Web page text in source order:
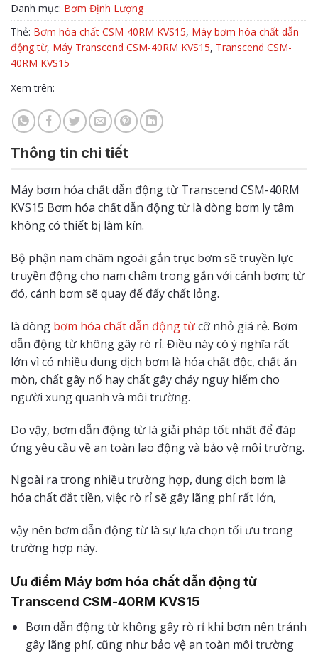
Danh mục: Bơm Định Lượng
Thẻ: Bơm hóa chất CSM-40RM KVS15, Máy bơm hóa chất dẫn
động từ, Máy Transcend CSM-40RM KVS15, Transcend CSM-
40RM KVS15
Xem trên:
Thông tin chi tiết
Máy bơm hóa chất dẫn động từ Transcend CSM-40RM
KVS15 Bơm hóa chất dẫn động từ là dòng bơm ly tâm
không có thiết bị làm kín.
Bộ phận nam châm ngoài gắn trục bơm sẽ truyền lực
truyền động cho nam châm trong gắn với cánh bơm; từ
đó, cánh bơm sẽ quay để đẩy chất lỏng.
là dòng bơm hóa chất dẫn động từcỡ nhỏ giá rẻ. Bơm
dẫn động từ không gây rò rỉ. Điều này có ý nghĩa rất
lớn vì có nhiều dung dịch bơm là hóa chất độc, chất ăn
mòn, chất gây nổ hay chất gây cháy nguy hiểm cho
người xung quanh và môi trường.
Do vậy, bơm dẫn động từ là giải pháp tốt nhất để đáp
ứng yêu cầu về an toàn lao động và bảo vệ môi trường.
Ngoài ra trong nhiều trường hợp, dung dịch bơm là
hóa chất đắt tiền, việc rò rỉ sẽ gây lãng phí rất lớn,
vậy nên bơm dẫn động từ là sự lựa chọn tối ưu trong
trường hợp này.
Ưu điểm Máy bơm hóa chất dẫn động từ
Transcend CSM-40RM KVS15
Bơm dẫn động từ không gây rò rỉ khi bơm nên tránh
gây lãng phí, cũng như bảo vệ an toàn môi trường